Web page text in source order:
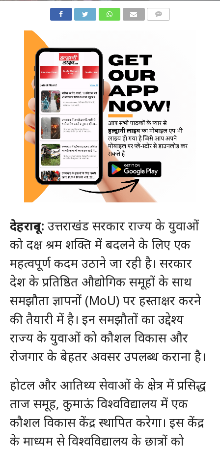
देहरादून: उत्तराखंड सरकार राज्य के युवाओं
को दक्ष श्रम शक्ति में बदलने के लिए एक
महत्वपूर्ण कदम उठाने जा रही है। सरकार
देश के प्रतिष्ठित औद्योगिक समूहों के साथ
समझौता ज्ञापनों (MoU) पर हस्ताक्षर करने
की तैयारी में है। इन समझौतों का उद्देश्य
राज्य के युवाओं को कौशल विकास और
रोजगार के बेहतर अवसर उपलब्ध कराना है।
होटल और आतिथ्य सेवाओं के क्षेत्र में प्रसिद्ध
ताज समूह, कुमाऊं विश्वविद्यालय में एक
कौशल विकास केंद्र स्थापित करेगा। इस केंद्र
के माध्यम से विश्वविद्यालय के छात्रों को